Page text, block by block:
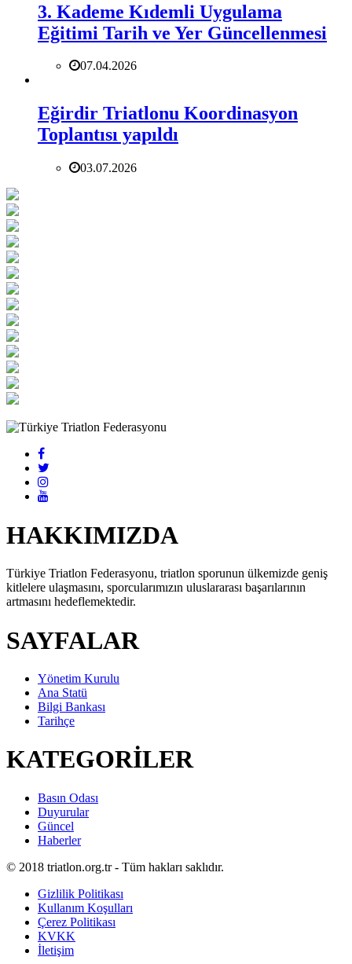
3. Kademe Kıdemli Uygulama
Eğitimi Tarih ve Yer Güncellenmesi
07.04.2026
Eğirdir Triatlonu Koordinasyon
Toplantısı yapıldı
03.07.2026
HAKKIMIZDA
Türkiye Triatlon Federasyonu, triatlon sporunun ülkemizde geniş
kitlelere ulaşmasını, sporcularımızın uluslararası başarılarının
artmasını hedeflemektedir.
SAYFALAR
Yönetim Kurulu
Ana Statü
Bilgi Bankası
Tarihçe
KATEGORİLER
Basın Odası
Duyurular
Güncel
Haberler
© 2018 triatlon.org.tr - Tüm hakları saklıdır.
Gizlilik Politikası
Kullanım Koşulları
Çerez Politikası
KVKK
İletişim